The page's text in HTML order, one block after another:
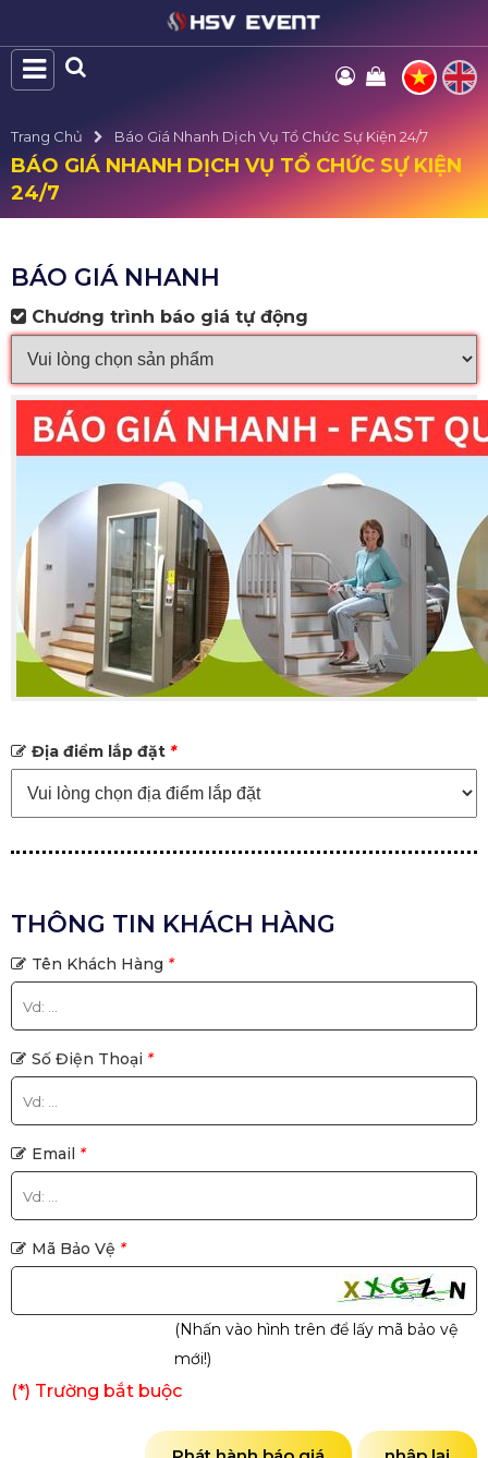
Trang Chủ Báo Giá Nhanh Dịch Vụ Tổ Chức Sự Kiện 24/7
BÁO GIÁ NHANH DỊCH VỤ TỔ CHỨC SỰ KIỆN
24/7
BÁO GIÁ NHANH
Chương trình báo giá tự động
Địa điểm lắp đặt *
THÔNG TIN KHÁCH HÀNG
Tên Khách Hàng *
Số Điện Thoại *
Email *
Mã Bảo Vệ *
(Nhấn vào hình trên để lấy mã bảo vệ
mới!)
(*) Trường bắt buộc